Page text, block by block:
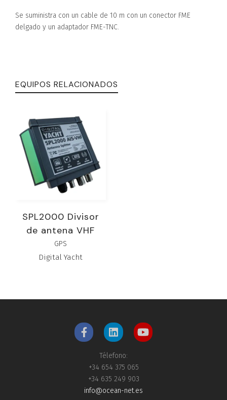
Se suministra con un cable de 10 m con un conector FME
delgado y un adaptador FME-TNC.
EQUIPOS RELACIONADOS
SPL2000 Divisor
de antena VHF
GPS
Digital Yacht
Télefono:
+34 654 375 065
+34 635 249 903
info@ocean-net.es